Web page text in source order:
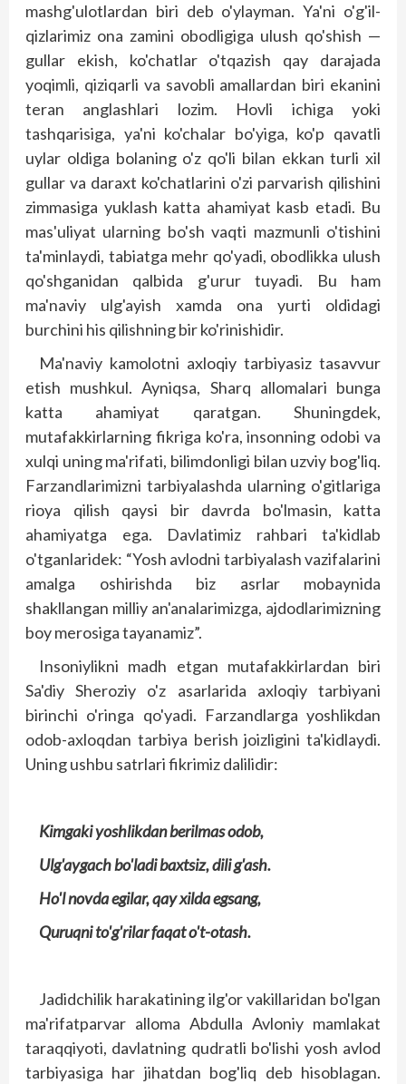
mashg'ulotlardan biri deb o'ylayman. Ya'ni o'g'il-
qizlarimiz ona zamini obodligiga ulush qo'shish —
gullar ekish, ko'chatlar o'tqazish qay darajada
yoqimli, qiziqarli va savobli amallardan biri ekanini
teran anglashlari lozim. Hovli ichiga yoki
tashqarisiga, ya'ni ko'chalar bo'yiga, ko'p qavatli
uylar oldiga bolaning o'z qo'li bilan ekkan turli xil
gullar va daraxt ko'chatlarini o'zi parvarish qilishini
zimmasiga yuklash katta ahamiyat kasb etadi. Bu
mas'uliyat ularning bo'sh vaqti mazmunli o'tishini
ta'minlaydi, tabiatga mehr qo'yadi, obodlikka ulush
qo'shganidan qalbida g'urur tuyadi. Bu ham
ma'naviy ulg'ayish xamda ona yurti oldidagi
burchini his qilishning bir ko'rinishidir.
Ma'naviy kamolotni axloqiy tarbiyasiz tasavvur
etish mushkul. Ayniqsa, Sharq allomalari bunga
katta ahamiyat qaratgan. Shuningdek,
mutafakkirlarning fikriga ko'ra, insonning odobi va
xulqi uning ma'rifati, bilimdonligi bilan uzviy bog'liq.
Farzandlarimizni tarbiyalashda ularning o'gitlariga
rioya qilish qaysi bir davrda bo'lmasin, katta
ahamiyatga ega. Davlatimiz rahbari ta'kidlab
o'tganlaridek: “Yosh avlodni tarbiyalash vazifalarini
amalga oshirishda biz asrlar mobaynida
shakllangan milliy an'analarimizga, ajdodlarimizning
boy merosiga tayanamiz”.
Insoniylikni madh etgan mutafakkirlardan biri
Sa'diy Sheroziy o'z asarlarida axloqiy tarbiyani
birinchi o'ringa qo'yadi. Farzandlarga yoshlikdan
odob-axloqdan tarbiya berish joizligini ta'kidlaydi.
Uning ushbu satrlari fikrimiz dalilidir:
Kimgaki yoshlikdan berilmas odob,
Ulg'aygach bo'ladi baxtsiz, dili g'ash.
Ho'l novda egilar, qay xilda egsang,
Quruqni to'g'rilar faqat o't-otash.
Jadidchilik harakatining ilg'or vakillaridan bo'lgan
ma'rifatparvar alloma Abdulla Avloniy mamlakat
taraqqiyoti, davlatning qudratli bo'lishi yosh avlod
tarbiyasiga har jihatdan bog'liq deb hisoblagan.